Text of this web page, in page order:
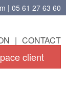
| 05 61 27 63 60
| CONTACT
client